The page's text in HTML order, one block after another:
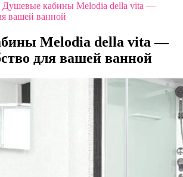
Душевые кабины Melodia della vita —
вашей ванной
Melodia della vita —
для вашей ванной